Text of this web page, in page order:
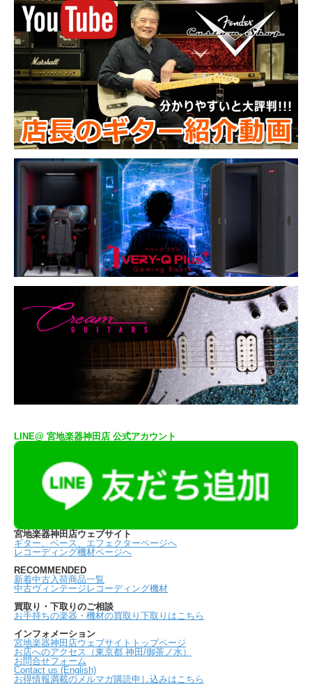
LINE@ 宮地楽器神田店 公式アカウント
宮地楽器神田店ウェブサイト
ギター、ベース、エフェクターページへ
レコーディング機材ページへ
RECOMMENDED
新着中古入荷商品一覧
中古ヴィンテージレコーディング機材
買取り・下取りのご相談
お手持ちの楽器・機材の買取り下取りはこちら
インフォメーション
宮地楽器神田店ウェブサイトトップページ
お店へのアクセス（東京都 神田/御茶ノ水）
お問合せフォーム
Contact us (English)
お得情報満載のメルマガ購読申し込みはこちら